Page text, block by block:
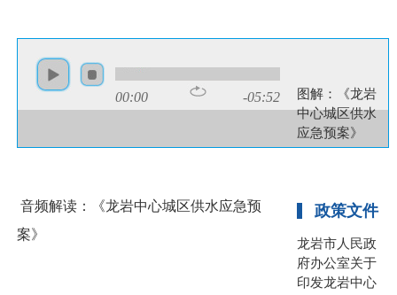
00:00 -05:52
音频解读：《龙岩中心城区供水应急预
案》
图解：《龙岩
中心城区供水
应急预案》
政策文件
龙岩市人民政
府办公室关于
印发龙岩中心